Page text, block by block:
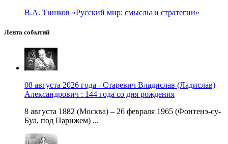
В.А. Тишков «Русский мир: смыслы и стратегии»
Лента событий
08 августа 2026 года - Старевич Владислав (Ладислав)
Александрович : 144 года со дня рождения
8 августа 1882 (Москва) – 26 февраля 1965 (Фонтенэ-су-
Буа, под Парижем) ...